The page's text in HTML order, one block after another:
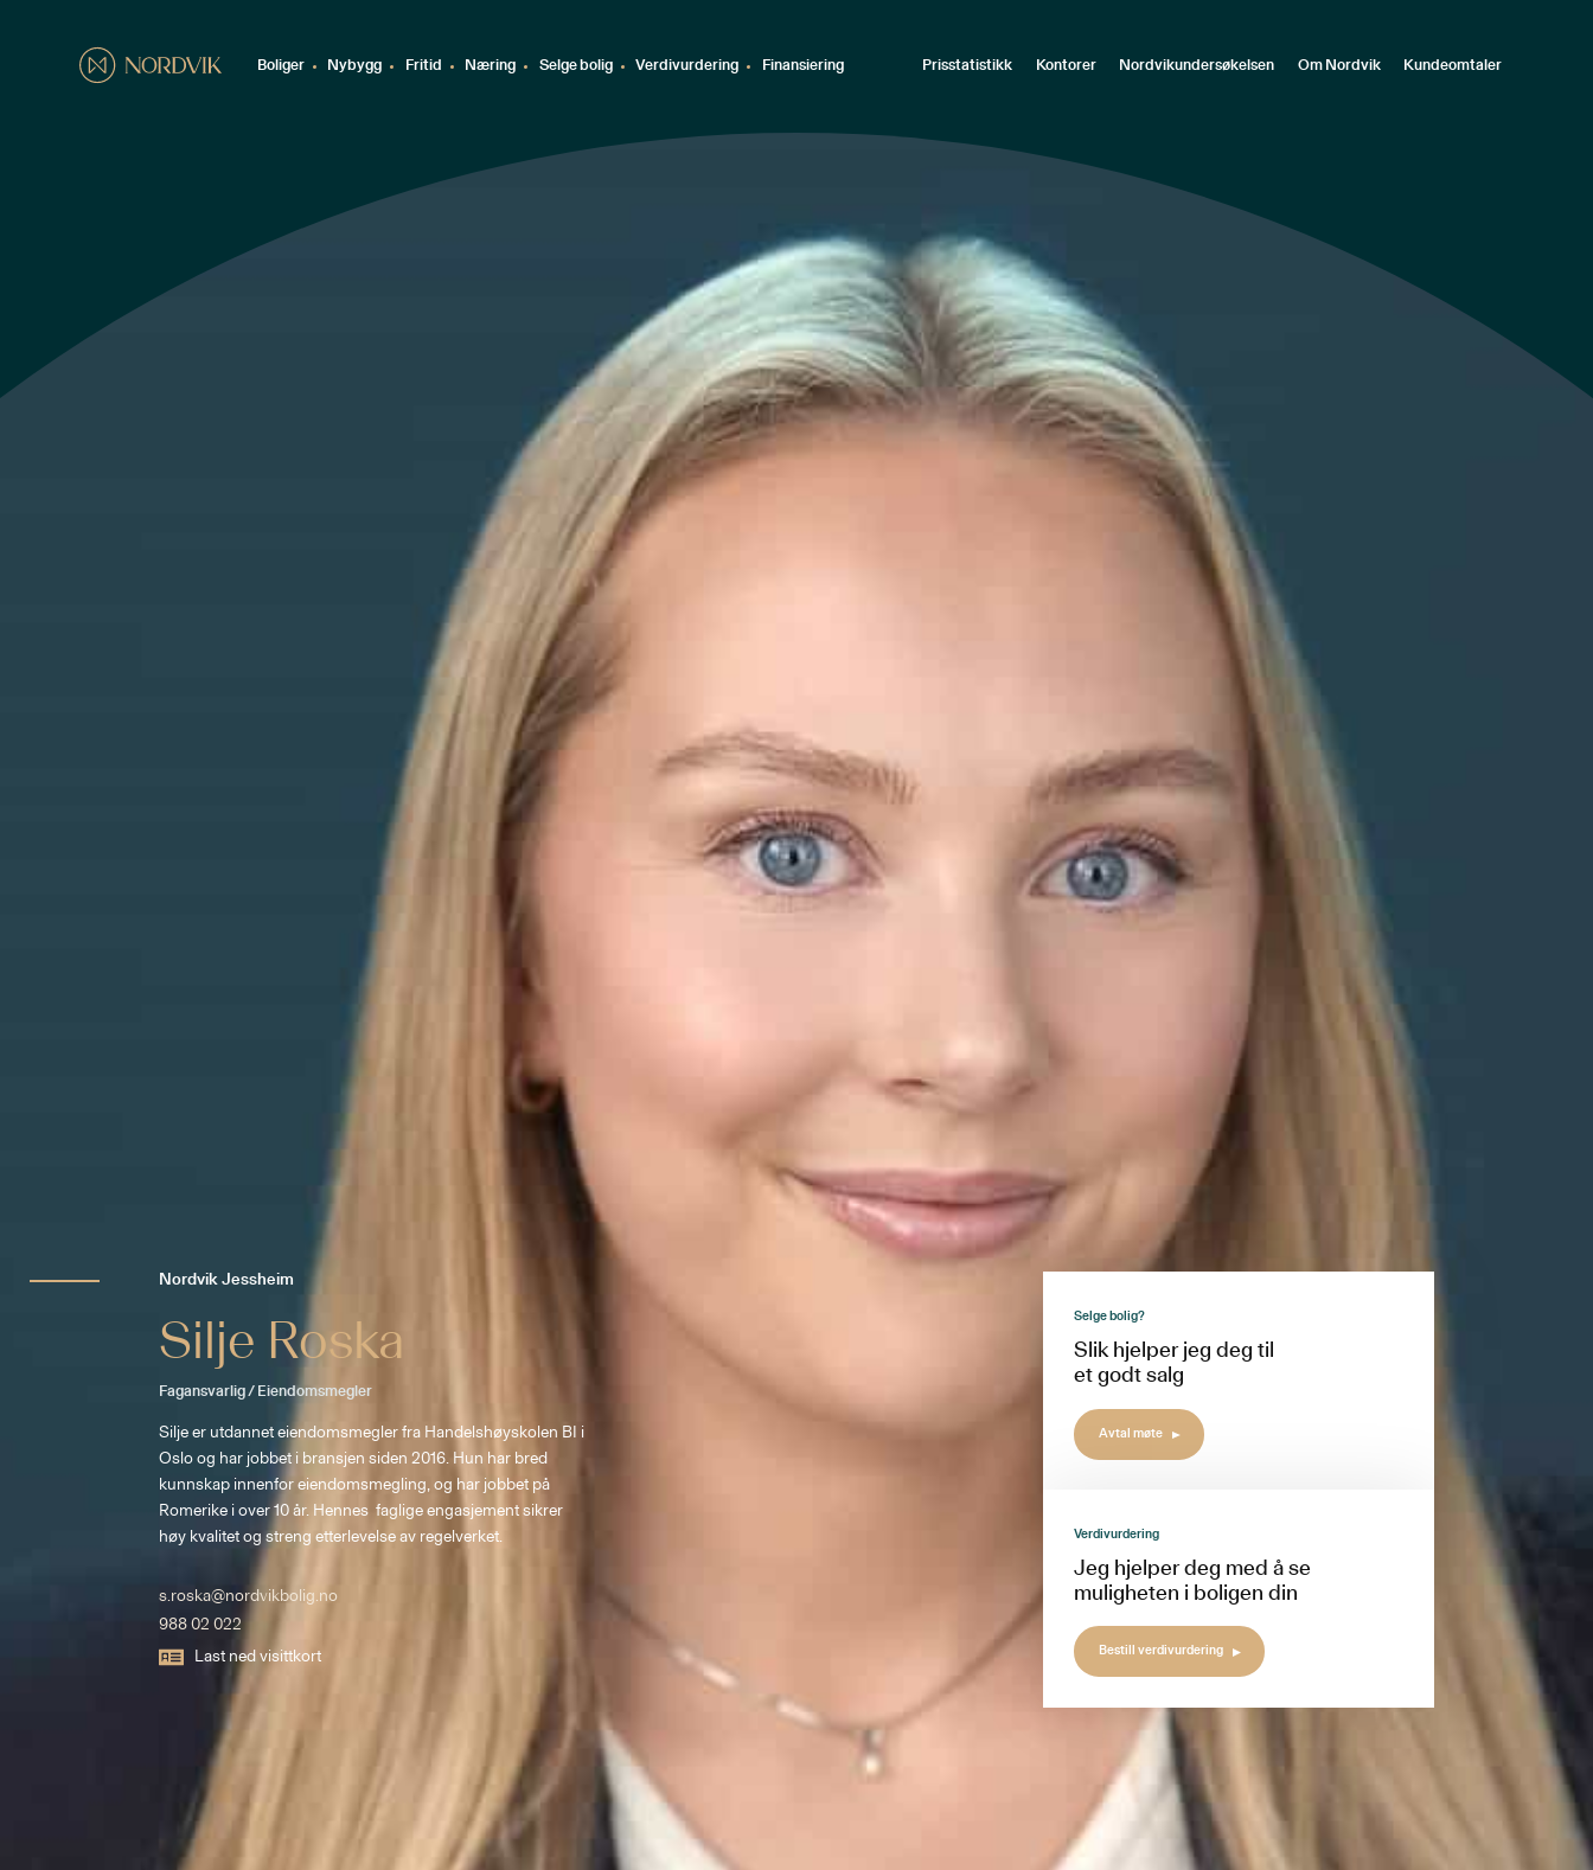
Boliger Nybygg Fritid Næring Selge bolig Verdivurdering Finansiering Prisstatistikk Kontorer Nordvikundersøkelsen Om Nordvik Kundeomtaler
Silje Roska
Fagansvarlig / Eiendomsmegler
Nordvik Jessheim
Silje er utdannet eiendomsmegler fra Handelshøyskolen BI i
Oslo og har jobbet i bransjen siden 2016. Hun har bred
kunnskap innenfor eiendomsmegling, og har jobbet på
Romerike i over 10 år. Hennes  faglige engasjement sikrer
høy kvalitet og streng etterlevelse av regelverket.
s.roska@nordvikbolig.no
988 02 022
Last ned visittkort
Selge bolig?
Slik hjelper jeg deg til
et godt salg
Avtal møte
Verdivurdering
Jeg hjelper deg med å se
muligheten i boligen din
Bestill verdivurdering